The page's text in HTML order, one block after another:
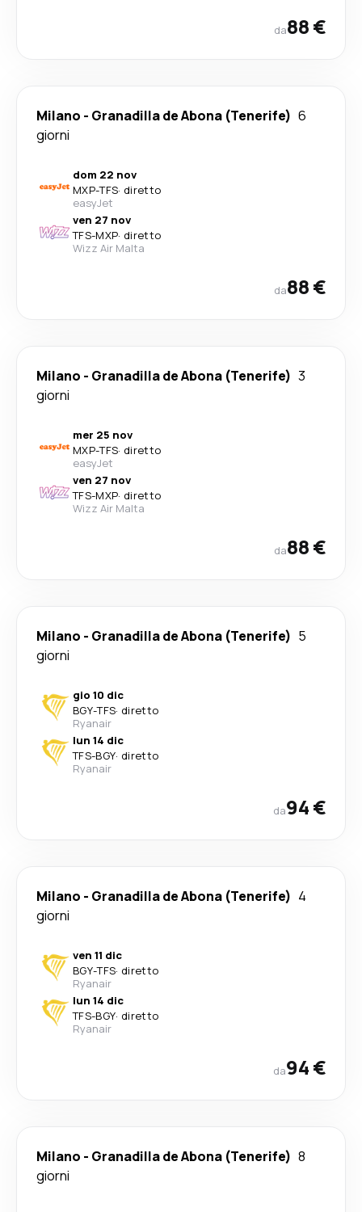
da88 €
Milano - Granadilla de Abona (Tenerife) 6
giorni
dom 22 nov
MXP-TFS· diretto
easyJet
ven 27 nov
TFS-MXP· diretto
Wizz Air Malta
da88 €
Milano - Granadilla de Abona (Tenerife) 3
giorni
mer 25 nov
MXP-TFS· diretto
easyJet
ven 27 nov
TFS-MXP· diretto
Wizz Air Malta
da88 €
Milano - Granadilla de Abona (Tenerife) 5
giorni
gio 10 dic
BGY-TFS· diretto
Ryanair
lun 14 dic
TFS-BGY· diretto
Ryanair
da94 €
Milano - Granadilla de Abona (Tenerife) 4
giorni
ven 11 dic
BGY-TFS· diretto
Ryanair
lun 14 dic
TFS-BGY· diretto
Ryanair
da94 €
Milano - Granadilla de Abona (Tenerife) 8
giorni